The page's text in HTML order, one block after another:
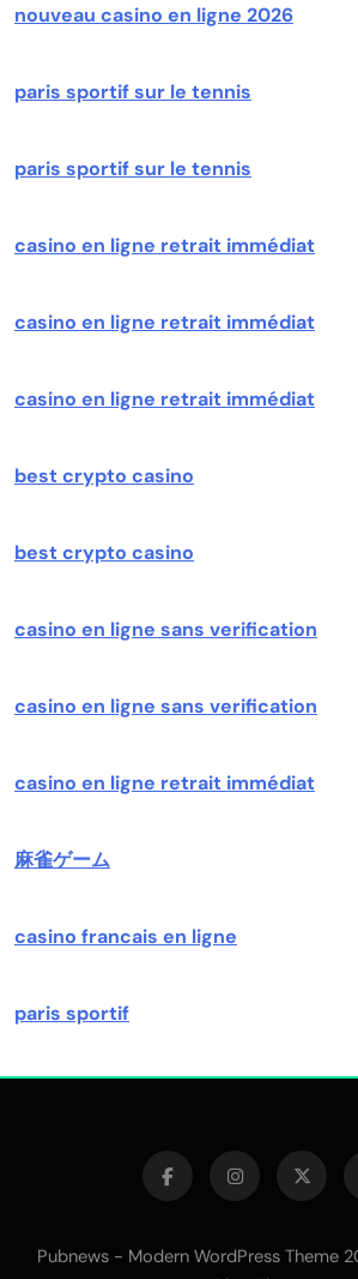
nouveau casino en ligne 2026
paris sportif sur le tennis
paris sportif sur le tennis
casino en ligne retrait immédiat
casino en ligne retrait immédiat
casino en ligne retrait immédiat
best crypto casino
best crypto casino
casino en ligne sans verification
casino en ligne sans verification
casino en ligne retrait immédiat
麻雀ゲーム
casino francais en ligne
paris sportif
Pubnews - Modern WordPress Theme